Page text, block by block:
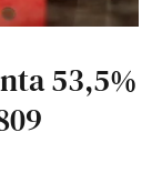
53,5%